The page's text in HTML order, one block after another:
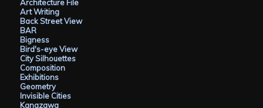
Architecture File
Art Writing
Back Street View
BAR
Bigness
Bird's-eye View
City Silhouettes
Composition
Exhibitions
Geometry
Invisible Cities
Kanazawa